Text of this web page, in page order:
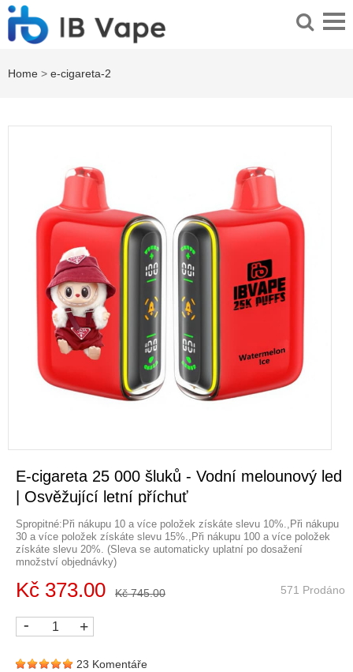
Home > e-cigareta-2
E-cigareta 25 000 šluků - Vodní melounový led
| Osvěžující letní příchuť
Spropitné:Při nákupu 10 a více položek získáte slevu 10%.,Při nákupu
30 a více položek získáte slevu 15%.,Při nákupu 100 a více položek
získáte slevu 20%. (Sleva se automaticky uplatní po dosažení
množství objednávky)
Kč 373.00 Kč 745.00 571 Prodáno
- +
23 Komentáře